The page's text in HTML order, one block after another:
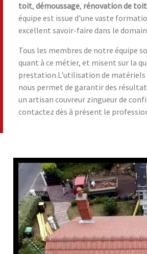
toit, démoussage, rénovation de
équipe est issue d'une vaste
excellent savoir-faire dans le
Tous les membres de notre équipe
quant à ce métier, et misent sur la
prestation.L'utilisation de
nous permet de garantir des
un artisan couvreur zingueur de
contactez dès à présent le